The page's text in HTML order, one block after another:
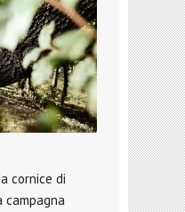
cornice di
campagna